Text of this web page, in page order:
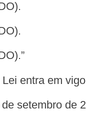
Lei entra em
de setembro de